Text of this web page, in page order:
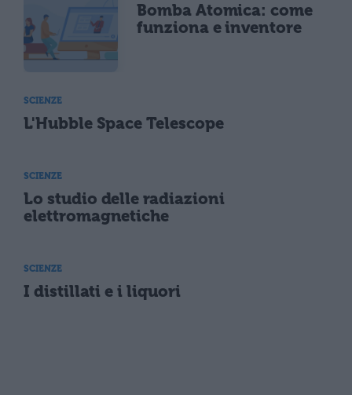
Bomba Atomica: come
funziona e inventore
SCIENZE
L'Hubble Space Telescope
SCIENZE
Lo studio delle radiazioni
elettromagnetiche
SCIENZE
I distillati e i liquori